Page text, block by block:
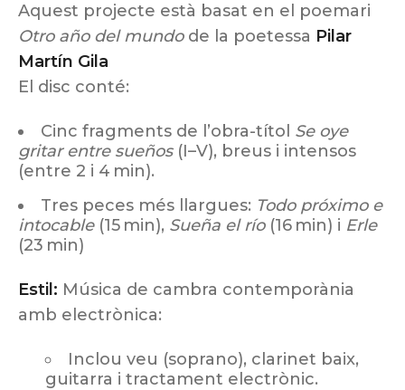
Aquest projecte està basat en el poemari
Otro año del mundode la poetessa Pilar
Martín Gila
El disc conté:
Cinc fragments de l’obra-títol Se oye
gritar entre sueños(I–V), breus i intensos
(entre 2 i 4 min).
Tres peces més llargues: Todo próximo e
intocable(15 min), Sueña el río(16 min) i Erle
(23 min)
Estil: Música de cambra contemporània
amb electrònica:
Inclou veu (soprano), clarinet baix,
guitarra i tractament electrònic.